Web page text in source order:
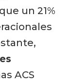
un 21%
ACS